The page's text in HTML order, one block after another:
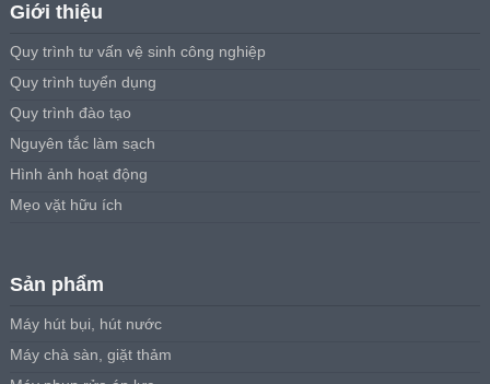
Giới thiệu
Quy trình tư vấn vệ sinh công nghiệp
Quy trình tuyển dụng
Quy trình đào tạo
Nguyên tắc làm sạch
Hình ảnh hoạt động
Mẹo vặt hữu ích
Sản phẩm
Máy hút bụi, hút nước
Máy chà sàn, giặt thảm